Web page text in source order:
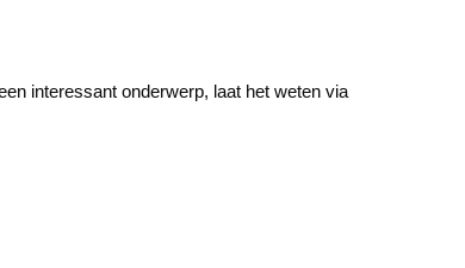
interessant onderwerp, laat het weten via